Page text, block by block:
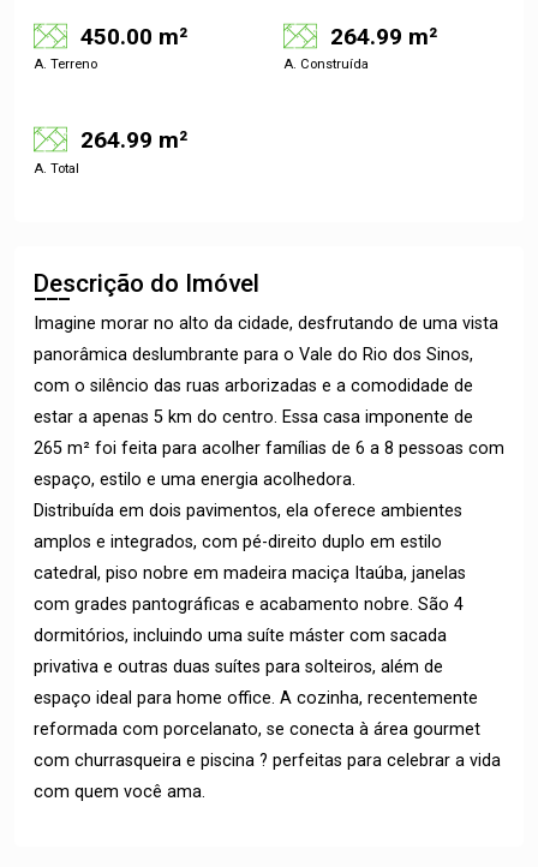
450.00 m²
A. Terreno
264.99 m²
A. Construída
264.99 m²
A. Total
Descrição do Imóvel
Imagine morar no alto da cidade, desfrutando de uma vista
panorâmica deslumbrante para o Vale do Rio dos Sinos,
com o silêncio das ruas arborizadas e a comodidade de
estar a apenas 5 km do centro. Essa casa imponente de
265 m² foi feita para acolher famílias de 6 a 8 pessoas com
espaço, estilo e uma energia acolhedora.
Distribuída em dois pavimentos, ela oferece ambientes
amplos e integrados, com pé-direito duplo em estilo
catedral, piso nobre em madeira maciça Itaúba, janelas
com grades pantográficas e acabamento nobre. São 4
dormitórios, incluindo uma suíte máster com sacada
privativa e outras duas suítes para solteiros, além de
espaço ideal para home office. A cozinha, recentemente
reformada com porcelanato, se conecta à área gourmet
com churrasqueira e piscina ? perfeitas para celebrar a vida
com quem você ama.